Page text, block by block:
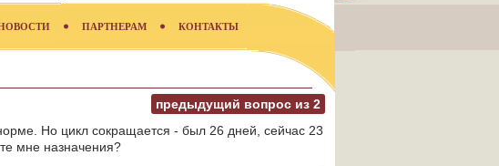
ПАРТНЕРАМ КОНТАКТЫ
предыдущий вопрос из 2
Но цикл сокращается - был 26 дней, сейчас 23
мне назначения?